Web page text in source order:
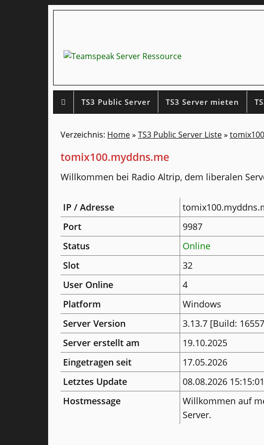
TS3 Public Server TS3 Server mieten
Verzeichnis: Home» TS3 Public Server Liste»
tomix100.myddns.me
Willkommen bei Radio Altrip, dem liberalen
IP / Adresse
Port
9987
Status
Online
Slot
32
User Online
4
Platform
Windows
Server Version
3.13.7 [Build:
Server erstellt am
19.10.2025
Eingetragen seit
17.05.2026
Letztes Update
08.08.2026 15:15:01
Hostmessage
Willkommen auf
Server.